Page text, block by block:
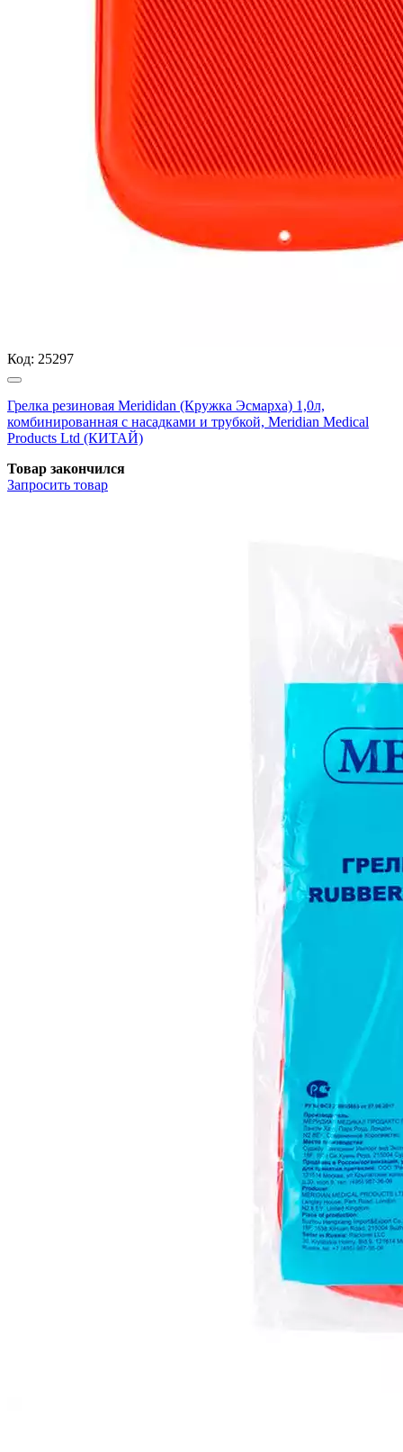
Код: 25297
Грелка резиновая Merididan (Кружка Эсмарха) 1,0л,
комбинированная с насадками и трубкой, Meridian Medical
Products Ltd (КИТАЙ)
Товар закончился
Запросить товар